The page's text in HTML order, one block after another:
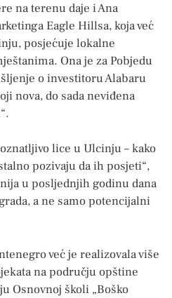
na terenu daje i Ana
Eagle Hillsa, koja već
posjećuje lokalne
Ona je za Pobjedu
o investitoru Alabaru
nova, do sada neviđena
lice u Ulcinju – kako
pozivaju da ih posjeti“,
u posljednjih godinu dana
a ne samo potencijalni
već je realizovala više
na području opštine
Osnovnoj školi „Boško